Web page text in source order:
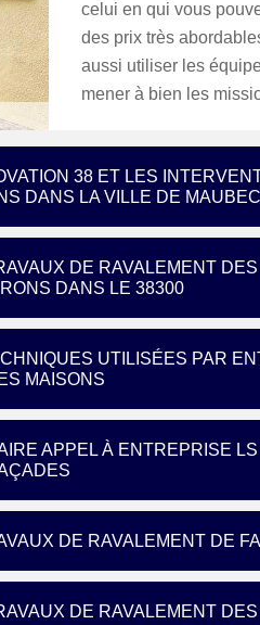
celui en qui vous
des prix très
aussi utiliser les
mener à bien les
38 ET LES
DANS LA VILLE DE MAUBEC
DE RAVALEMENT
DANS LE 38300
UTILISÉES PAR
MAISONS
APPEL À ENTREPRISE
DE RAVALEMENT DE
DE RAVALEMENT